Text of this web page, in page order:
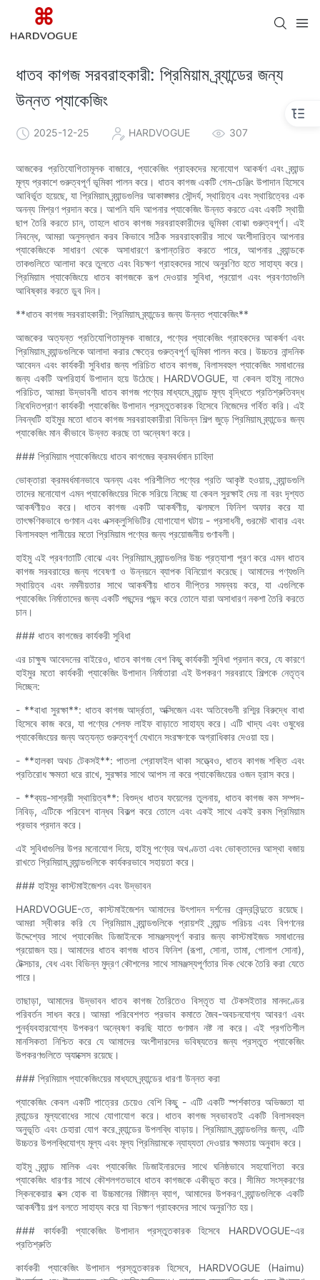
ধাতব কাগজ সরবরাহকারী: প্রিমিয়াম ব্র্যান্ডের জন্য
উন্নত প্যাকেজিং
2025-12-25 HARDVOGUE 307
আজকের প্রতিযোগিতামূলক বাজারে, প্যাকেজিং গ্রাহকদের মনোযোগ আকর্ষণ এবং ব্র্যান্ড
মূল্য প্রকাশে গুরুত্বপূর্ণ ভূমিকা পালন করে। ধাতব কাগজ একটি গেম-চেঞ্জিং উপাদান হিসেবে
আবির্ভূত হয়েছে, যা প্রিমিয়াম ব্র্যান্ডগুলির আকাঙ্ক্ষার সৌন্দর্য, স্থায়িত্ব এবং স্থায়িত্বের এক
অনন্য মিশ্রণ প্রদান করে। আপনি যদি আপনার প্যাকেজিং উন্নত করতে এবং একটি স্থায়ী
ছাপ তৈরি করতে চান, তাহলে ধাতব কাগজ সরবরাহকারীদের ভূমিকা বোঝা গুরুত্বপূর্ণ। এই
নিবন্ধে, আমরা অনুসন্ধান করব কিভাবে সঠিক সরবরাহকারীর সাথে অংশীদারিত্ব আপনার
প্যাকেজিংকে সাধারণ থেকে অসাধারণে রূপান্তরিত করতে পারে, আপনার ব্র্যান্ডকে
তাকগুলিতে আলাদা করে তুলতে এবং বিচক্ষণ গ্রাহকদের সাথে অনুরণিত হতে সাহায্য করে।
প্রিমিয়াম প্যাকেজিংয়ে ধাতব কাগজকে রূপ দেওয়ার সুবিধা, প্রয়োগ এবং প্রবণতাগুলি
আবিষ্কার করতে ডুব দিন।
**ধাতব কাগজ সরবরাহকারী: প্রিমিয়াম ব্র্যান্ডের জন্য উন্নত প্যাকেজিং**
আজকের অত্যন্ত প্রতিযোগিতামূলক বাজারে, পণ্যের প্যাকেজিং গ্রাহকদের আকর্ষণ এবং
প্রিমিয়াম ব্র্যান্ডগুলিকে আলাদা করার ক্ষেত্রে গুরুত্বপূর্ণ ভূমিকা পালন করে। উচ্চতর নান্দনিক
আবেদন এবং কার্যকরী সুবিধার জন্য পরিচিত ধাতব কাগজ, বিলাসবহুল প্যাকেজিং সমাধানের
জন্য একটি অপরিহার্য উপাদান হয়ে উঠেছে। HARDVOGUE, যা কেবল হাইমু নামেও
পরিচিত, আমরা উদ্ভাবনী ধাতব কাগজ পণ্যের মাধ্যমে ব্র্যান্ড মূল্য বৃদ্ধিতে প্রতিশ্রুতিবদ্ধ
নিবেদিতপ্রাণ কার্যকরী প্যাকেজিং উপাদান প্রস্তুতকারক হিসেবে নিজেদের গর্বিত করি। এই
নিবন্ধটি হাইমুর মতো ধাতব কাগজ সরবরাহকারীরা বিভিন্ন শিল্প জুড়ে প্রিমিয়াম ব্র্যান্ডের জন্য
প্যাকেজিং মান কীভাবে উন্নত করছে তা অন্বেষণ করে।
### প্রিমিয়াম প্যাকেজিংয়ে ধাতব কাগজের ক্রমবর্ধমান চাহিদা
ভোক্তারা ক্রমবর্ধমানভাবে অনন্য এবং পরিশীলিত পণ্যের প্রতি আকৃষ্ট হওয়ায়, ব্র্যান্ডগুলি
তাদের মনোযোগ এমন প্যাকেজিংয়ের দিকে সরিয়ে নিচ্ছে যা কেবল সুরক্ষাই দেয় না বরং দৃশ্যত
আকর্ষণীয়ও করে। ধাতব কাগজ একটি আকর্ষণীয়, ঝলমলে ফিনিশ অফার করে যা
তাৎক্ষণিকভাবে গুণমান এবং এক্সক্লুসিভিটির যোগাযোগ ঘটায় - প্রসাধনী, গুরমেট খাবার এবং
বিলাসবহুল পানীয়ের মতো প্রিমিয়াম পণ্যের জন্য প্রয়োজনীয় গুণাবলী।
হাইমু এই প্রবণতাটি বোঝে এবং প্রিমিয়াম ব্র্যান্ডগুলির উচ্চ প্রত্যাশা পূরণ করে এমন ধাতব
কাগজ সরবরাহের জন্য গবেষণা ও উন্নয়নে ব্যাপক বিনিয়োগ করেছে। আমাদের পণ্যগুলি
স্থায়িত্ব এবং নমনীয়তার সাথে আকর্ষণীয় ধাতব দীপ্তির সমন্বয় করে, যা এগুলিকে
প্যাকেজিং নির্মাতাদের জন্য একটি পছন্দের পছন্দ করে তোলে যারা অসাধারণ নকশা তৈরি করতে
চান।
### ধাতব কাগজের কার্যকরী সুবিধা
এর চাক্ষুষ আবেদনের বাইরেও, ধাতব কাগজ বেশ কিছু কার্যকরী সুবিধা প্রদান করে, যে কারণে
হাইমুর মতো কার্যকরী প্যাকেজিং উপাদান নির্মাতারা এই উপকরণ সরবরাহে শিল্পকে নেতৃত্ব
দিচ্ছেন:
- **বাধা সুরক্ষা**: ধাতব কাগজ আর্দ্রতা, অক্সিজেন এবং অতিবেগুনী রশ্মির বিরুদ্ধে বাধা
হিসেবে কাজ করে, যা পণ্যের শেলফ লাইফ বাড়াতে সাহায্য করে। এটি খাদ্য এবং ওষুধের
প্যাকেজিংয়ের জন্য অত্যন্ত গুরুত্বপূর্ণ যেখানে সংরক্ষণকে অগ্রাধিকার দেওয়া হয়।
- **হালকা অথচ টেকসই**: পাতলা প্রোফাইল থাকা সত্ত্বেও, ধাতব কাগজ শক্তি এবং
প্রতিরোধ ক্ষমতা ধরে রাখে, সুরক্ষার সাথে আপস না করে প্যাকেজিংয়ের ওজন হ্রাস করে।
- **ব্যয়-সাশ্রয়ী স্থায়িত্ব**: বিশুদ্ধ ধাতব ফয়েলের তুলনায়, ধাতব কাগজ কম সম্পদ-
নিবিড়, এটিকে পরিবেশ বান্ধব বিকল্প করে তোলে এবং একই সাথে একই রকম প্রিমিয়াম
প্রভাব প্রদান করে।
এই সুবিধাগুলির উপর মনোযোগ দিয়ে, হাইমু পণ্যের অখণ্ডতা এবং ভোক্তাদের আস্থা বজায়
রাখতে প্রিমিয়াম ব্র্যান্ডগুলিকে কার্যকরভাবে সহায়তা করে।
### হাইমুর কাস্টমাইজেশন এবং উদ্ভাবন
HARDVOGUE-তে, কাস্টমাইজেশন আমাদের উৎপাদন দর্শনের কেন্দ্রবিন্দুতে রয়েছে।
আমরা স্বীকার করি যে প্রিমিয়াম ব্র্যান্ডগুলিকে প্রায়শই ব্র্যান্ড পরিচয় এবং বিপণনের
উদ্দেশ্যের সাথে প্যাকেজিং ডিজাইনকে সামঞ্জস্যপূর্ণ করার জন্য কাস্টমাইজড সমাধানের
প্রয়োজন হয়। আমাদের ধাতব কাগজ ধাতব ফিনিশ (রূপা, সোনা, তামা, গোলাপ সোনা),
টেক্সচার, বেধ এবং বিভিন্ন মুদ্রণ কৌশলের সাথে সামঞ্জস্যপূর্ণতার দিক থেকে তৈরি করা যেতে
পারে।
তাছাড়া, আমাদের উদ্ভাবন ধাতব কাগজ তৈরিতেও বিস্তৃত যা টেকসইতার মানদণ্ডের
পরিবর্তন সাধন করে। আমরা পরিবেশগত প্রভাব কমাতে জৈব-অবচনযোগ্য আবরণ এবং
পুনর্ব্যবহারযোগ্য উপকরণ অন্বেষণ করছি যাতে গুণমান নষ্ট না করে। এই প্রগতিশীল
মানসিকতা নিশ্চিত করে যে আমাদের অংশীদারদের ভবিষ্যতের জন্য প্রস্তুত প্যাকেজিং
উপকরণগুলিতে অ্যাক্সেস রয়েছে।
### প্রিমিয়াম প্যাকেজিংয়ের মাধ্যমে ব্র্যান্ডের ধারণা উন্নত করা
প্যাকেজিং কেবল একটি পাত্রের চেয়েও বেশি কিছু - এটি একটি স্পর্শকাতর অভিজ্ঞতা যা
ব্র্যান্ডের মূল্যবোধের সাথে যোগাযোগ করে। ধাতব কাগজ স্বভাবতই একটি বিলাসবহুল
অনুভূতি এবং চেহারা যোগ করে ব্র্যান্ডের উপলব্ধি বাড়ায়। প্রিমিয়াম ব্র্যান্ডগুলির জন্য, এটি
উচ্চতর উপলব্ধিযোগ্য মূল্য এবং মূল্য প্রিমিয়ামকে ন্যায্যতা দেওয়ার ক্ষমতায় অনুবাদ করে।
হাইমু ব্র্যান্ড মালিক এবং প্যাকেজিং ডিজাইনারদের সাথে ঘনিষ্ঠভাবে সহযোগিতা করে
প্যাকেজিং ধারণার সাথে কৌশলগতভাবে ধাতব কাগজকে একীভূত করে। সীমিত সংস্করণের
স্কিনকেয়ার বক্স হোক বা উচ্চমানের মিষ্টান্ন ব্যাগ, আমাদের উপকরণ ব্র্যান্ডগুলিকে একটি
আকর্ষণীয় গল্প বলতে সাহায্য করে যা বিচক্ষণ গ্রাহকদের সাথে অনুরণিত হয়।
### কার্যকরী প্যাকেজিং উপাদান প্রস্তুতকারক হিসেবে HARDVOGUE-এর
প্রতিশ্রুতি
কার্যকরী প্যাকেজিং উপাদান প্রস্তুতকারক হিসেবে, HARDVOGUE (Haimu)